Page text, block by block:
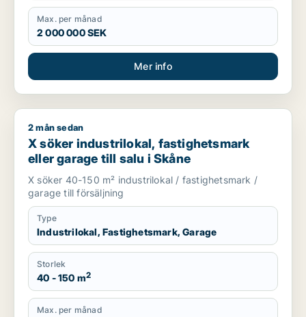
Max. per månad
2 000 000 SEK
Mer info
X söker industrilokal, fastighetsmark eller garage till salu i
2 mån sedan
X söker industrilokal, fastighetsmark
eller garage till salu i Skåne
X söker 40-150 m² industrilokal / fastighetsmark /
garage till försäljning
Type
Industrilokal, Fastighetsmark, Garage
Storlek
40 - 150 m2
Max. per månad